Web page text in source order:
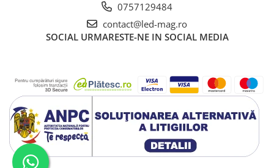
0757129484
contact@led-mag.ro
SOCIAL URMARESTE-NE IN SOCIAL MEDIA